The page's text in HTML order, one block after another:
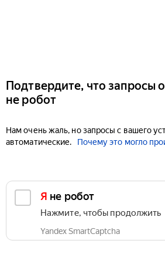
Подтвердите, что запросы
не робот
Нам очень жаль, но запросы с вашего
автоматические.
Почему это могло
Я не робот
Нажмите, чтобы продолжить
Yandex SmartCaptcha